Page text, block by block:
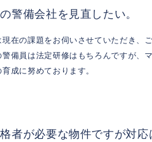
警備会社を見直したい。
現在の課題をお伺いさせていただき、
警備員は法定研修はもちろんですが、
成に努めております。
者が必要な物件ですが対応